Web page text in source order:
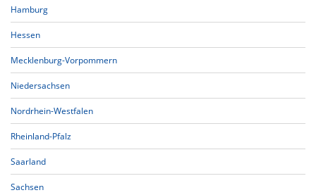
Hamburg
Hessen
Mecklenburg-Vorpommern
Niedersachsen
Nordrhein-Westfalen
Rheinland-Pfalz
Saarland
Sachsen